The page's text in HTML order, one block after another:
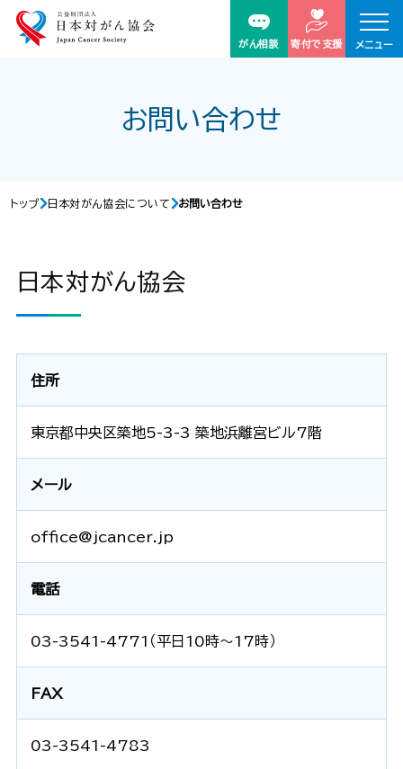
がん相談 寄付で支援 メニュー
お問い合わせ
トップ 日本対がん協会について お問い合わせ
日本対がん協会
住所
東京都中央区築地5-3-3 築地浜離宮ビル7階
メール
office@jcancer.jp
電話
03-3541-4771（平日10時～17時）
FAX
03-3541-4783